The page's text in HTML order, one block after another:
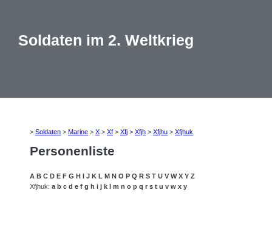
Soldaten im 2. Weltkrieg
> Soldaten > Marine > X > Xf > Xfj > Xfjh > Xfjhu > Xfjhuk
Personenliste
A B C D E F G H I J K L M N O P Q R S T U V W X Y Z
Xfjhuk: a b c d e f g h i j k l m n o p q r s t u v w x y